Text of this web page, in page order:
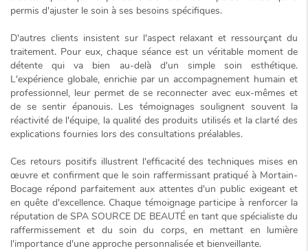
permis d'ajuster le soin à ses besoins spécifiques.
D'autres clients insistent sur l'aspect relaxant et ressourçant du
traitement. Pour eux, chaque séance est un véritable moment de
détente qui va bien au-delà d'un simple soin esthétique.
L'expérience globale, enrichie par un accompagnement humain et
professionnel, leur permet de se reconnecter avec eux-mêmes et
de se sentir épanouis. Les témoignages soulignent souvent la
réactivité de l'équipe, la qualité des produits utilisés et la clarté des
explications fournies lors des consultations préalables.
Ces retours positifs illustrent l'efficacité des techniques mises en
œuvre et confirment que le soin raffermissant pratiqué à Mortain-
Bocage répond parfaitement aux attentes d'un public exigeant et
en quête d'excellence. Chaque témoignage participe à renforcer la
réputation de SPA SOURCE DE BEAUTÉ en tant que spécialiste du
raffermissement et du soin du corps, en mettant en lumière
l'importance d'une approche personnalisée et bienveillante.